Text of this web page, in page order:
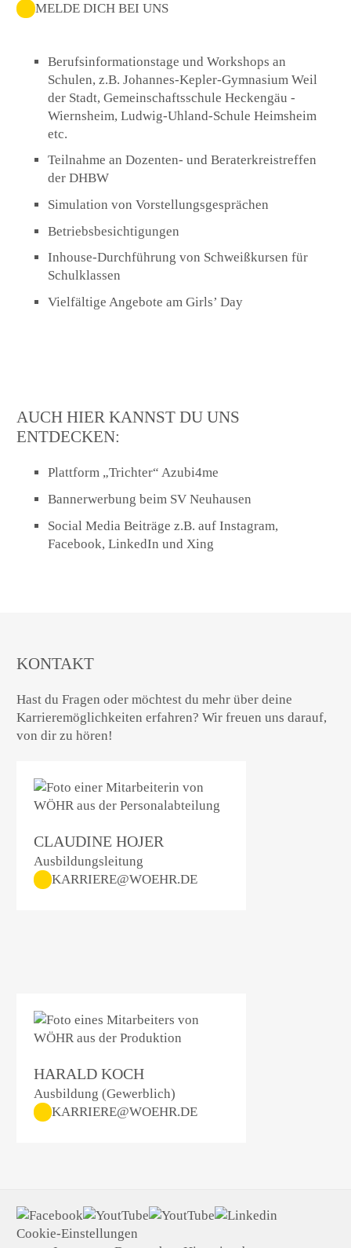
MELDE DICH BEI UNS
Berufsinformationstage und Workshops an
Schulen, z.B. Johannes-Kepler-Gymnasium Weil
der Stadt, Gemeinschaftsschule Heckengäu -
Wiernsheim, Ludwig-Uhland-Schule Heimsheim
etc.
Teilnahme an Dozenten- und Beraterkreistreffen
der DHBW
Simulation von Vorstellungsgesprächen
Betriebsbesichtigungen
Inhouse-Durchführung von Schweißkursen für
Schulklassen
Vielfältige Angebote am Girls’ Day
AUCH HIER KANNST DU UNS
ENTDECKEN:
Plattform „Trichter“ Azubi4me
Bannerwerbung beim SV Neuhausen
Social Media Beiträge z.B. auf Instagram,
Facebook, LinkedIn und Xing
KONTAKT
​​Hast du Fragen oder möchtest du mehr über deine
Karrieremöglichkeiten erfahren? Wir freuen uns darauf,
von dir zu hören!
CLAUDINE HOJER
Ausbildungsleitung
KARRIERE@WOEHR.DE
HARALD KOCH
Ausbildung (Gewerblich)
KARRIERE@WOEHR.DE
Cookie-Einstellungen